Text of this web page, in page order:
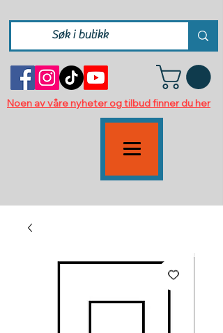
Noen av våre nyheter og tilbud finner du her